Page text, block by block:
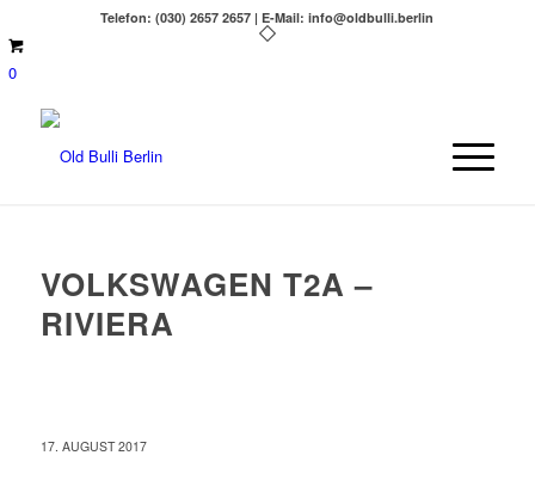
Telefon: (030) 2657 2657 | E-Mail: info@oldbulli.berlin
0
VOLKSWAGEN T2A –
RIVIERA
17. AUGUST 2017